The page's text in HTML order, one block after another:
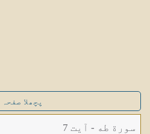
پچھلا صفحہ
سورة طه - آیت 7